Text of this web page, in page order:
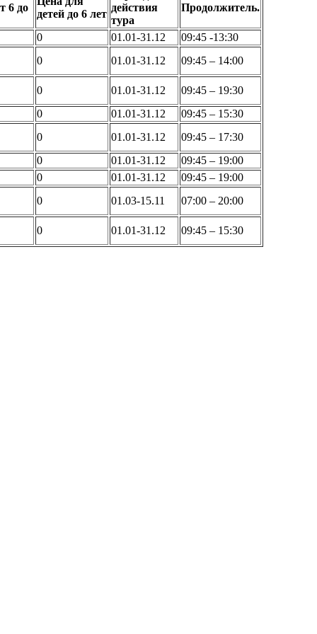
6 до
детей до 6 лет
действия
тура
Продолжитель.
0 01.01-31.12
09:45 -13:30
0 01.01-31.12 09:45 – 14:00
0 01.01-31.12
09:45 – 19:30
0 01.01-31.12
09:45 – 15:30
0 01.01-31.12
09:45 – 17:30
0 01.01-31.12
09:45 – 19:00
0 01.01-31.12
09:45 – 19:00
0 01.03-15.11 07:00 – 20:00
0 01.01-31.12 09:45 – 15:30